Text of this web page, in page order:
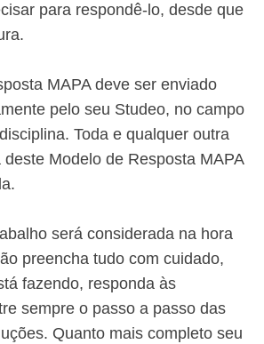
para respondê-lo, desde que
MAPA deve ser enviado
pelo seu Studeo, no campo
Toda e qualquer outra
Modelo de Resposta MAPA
será considerada na hora
preencha tudo com cuidado,
fazendo, responda às
sempre o passo a passo das
Quanto mais completo seu